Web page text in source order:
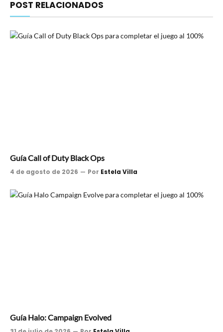
POST RELACIONADOS
Guía Call of Duty Black Ops
4 de agosto de 2026 Por Estela Villa
Guía Halo: Campaign Evolved